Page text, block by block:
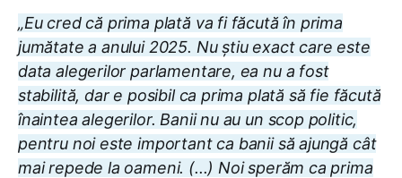
„Eu cred că prima plată va fi făcută în prima
jumătate a anului 2025. Nu știu exact care este
data alegerilor parlamentare, ea nu a fost
stabilită, dar e posibil ca prima plată să fie făcută
înaintea alegerilor. Banii nu au un scop politic,
pentru noi este important ca banii să ajungă cât
mai repede la oameni. (...) Noi sperăm ca prima